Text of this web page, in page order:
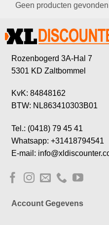
Geen producten
Rozenbogerd 3A-Hal 7
5301 KD Zaltbommel
KvK: 84848162
BTW: NL863410303B01
Tel.: (0418) 79 45 41
Whatsapp: +31418794541
E-mail:
Account Gegevens